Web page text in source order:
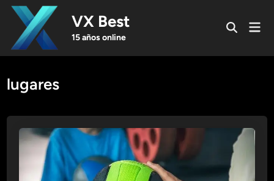
Skip
content
VX Best
15 años online
Open
lugares